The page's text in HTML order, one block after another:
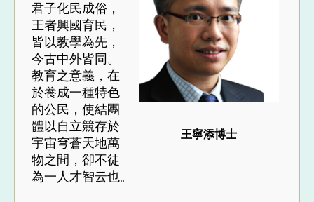
王寧添博士
君子化民成俗，
王者興國育民，
皆以教學為先，
今古中外皆同。
教育之意義，在
於養成一種特色
的公民，使結團
體以自立競存於
宇宙穹蒼天地萬
物之間，卻不徒
為一人才智云也。